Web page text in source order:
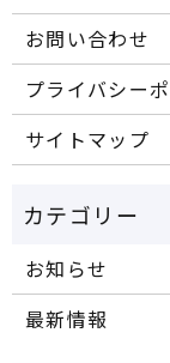
お問い合わせ
プライバシー
サイトマップ
お知らせ
最新情報